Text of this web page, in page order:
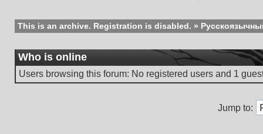
This is an archive. Registration is disabled. »
Who is online
Users browsing this forum: No registered users and 1
Jump to: